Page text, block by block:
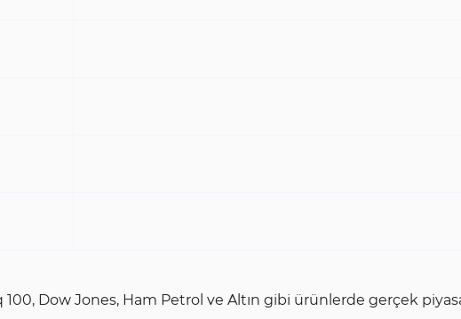
100, Dow Jones, Ham Petrol ve Altın gibi ürünlerde gerçek